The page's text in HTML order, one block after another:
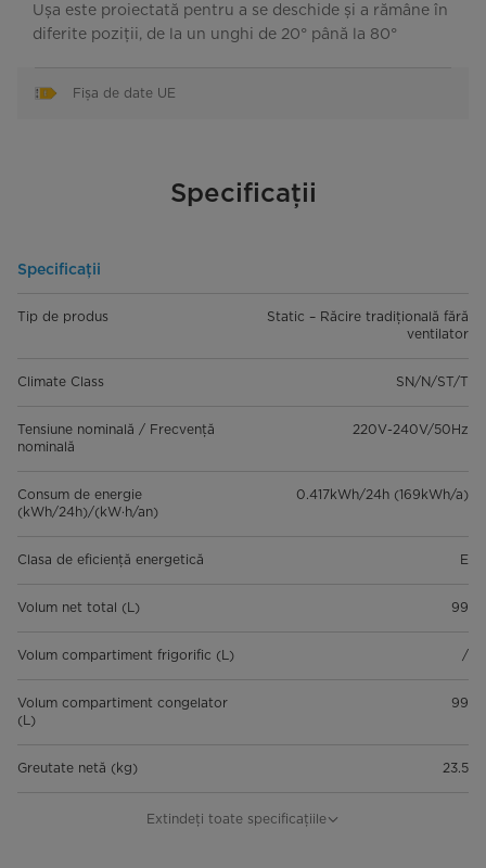
Ușa este proiectată pentru a se deschide și a rămâne în
diferite poziții, de la un unghi de 20° până la 80°
Fișa de date UE
Specificații
Specificații
Tip de produs
Static – Răcire tradițională fără
ventilator
Climate Class SN/N/ST/T
Tensiune nominală / Frecvență
nominală
220V-240V/50Hz
Consum de energie
(kWh/24h)/(kW·h/an)
0.417kWh/24h (169kWh/a)
Clasa de eficiență energetică E
Volum net total (L) 99
Volum compartiment frigorific (L) /
Volum compartiment congelator
(L)
99
Greutate netă (kg) 23.5
Extindeți toate specificațiile